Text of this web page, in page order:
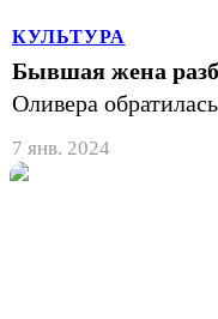
КУЛЬТУРА
Бывшая жена
Оливера
7 янв. 2024